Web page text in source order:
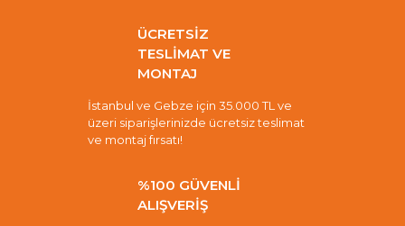
ÜCRETSİZ
TESLİMAT VE
MONTAJ
İstanbul ve Gebze için 35.000 TL ve
üzeri siparişlerinizde ücretsiz teslimat
ve montaj fırsatı!
%100 GÜVENLİ
ALIŞVERİŞ